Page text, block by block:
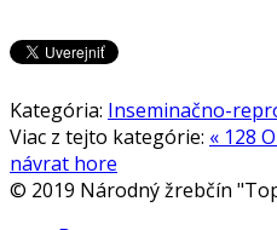
Kategória: Inseminačno-
Viac z tejto kategórie: « 128
návrat hore
© 2019 Národný žrebčín